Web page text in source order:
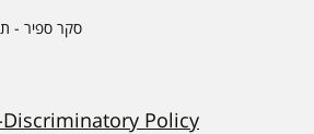
סקר ספיר -
Policy